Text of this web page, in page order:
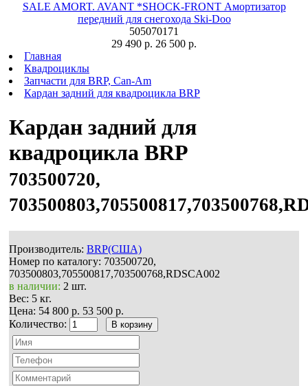
SALE AMORT. AVANT *SHOCK-FRONT Амортизатор
передний для снегохода Ski-Doo
505070171
29 490 р. 26 500 р.
Главная
Квадроциклы
Запчасти для BRP, Can-Am
Кардан задний для квадроцикла BRP
Кардан задний для
квадроцикла BRP
703500720,
Производитель: BRP(США)
Номер по каталогу: 703500720,
703500803,705500817,703500768,RDSCA002
в наличии: 2 шт.
Вес: 5 кг.
Цена: 54 800 р. 53 500 р.
Количество: